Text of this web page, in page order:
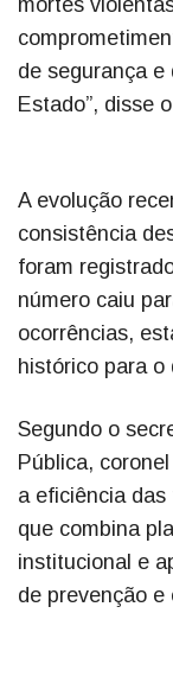
de segurança
Estado”, disse
A evolução
consistência
foram
número caiu
ocorrências,
histórico para o
Segundo o
Pública,
a eficiência
que combina
institucional e
de prevenção